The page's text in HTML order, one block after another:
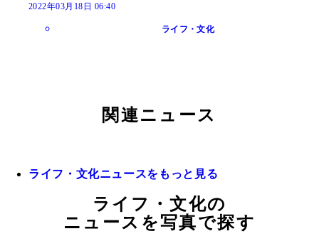
2022年03月18日 06:40
ライフ・文化
関連ニュース
ライフ・文化ニュースをもっと見る
ライフ・文化の
ニュースを写真で探す